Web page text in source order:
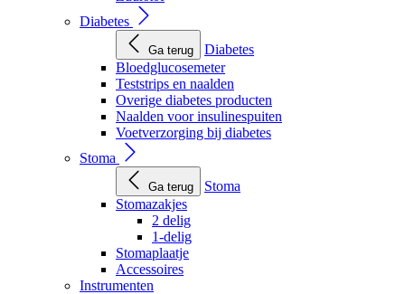
Diabetes
Ga terug
Diabetes
Bloedglucosemeter
Teststrips en naalden
Overige diabetes producten
Naalden voor insulinespuiten
Voetverzorging bij diabetes
Stoma
Ga terug
Stoma
Stomazakjes
2 delig
1-delig
Stomaplaatje
Accessoires
Instrumenten